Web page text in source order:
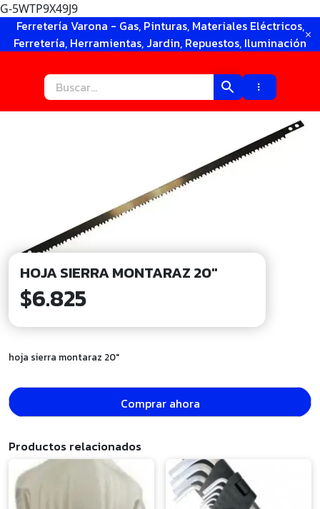
G-5WTP9X49J9
Ferretería Varona - Gas, Pinturas, Materiales Eléctricos,
Ferretería, Herramientas, Jardin, Repuestos, Iluminación
HOJA SIERRA MONTARAZ 20″
$6.825
hoja sierra montaraz 20″
Comprar ahora
Productos relacionados